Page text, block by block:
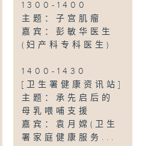
1300-1400
主题：子宫肌瘤
嘉宾：彭敏华医生
(妇产科专科医生)
1400-1430
[卫生署健康资讯站]
主题：承先启后的
母乳喂哺支援
嘉宾：袁月嫦(卫生
署家庭健康服务...